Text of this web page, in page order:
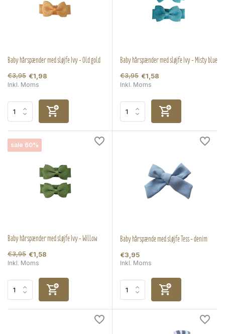
Baby hårspænder med sløjfe Ivy - Old gold
€3,95 €1,98
Inkl. Moms
Baby hårspænder med sløjfe Ivy - Misty blue
€3,95 €1,58
Inkl. Moms
sale 60%
Baby hårspænder med sløjfe Ivy - Willow
€3,95 €1,58
Inkl. Moms
Baby hårspænde med sløjfe Tess - denim
€3,95
Inkl. Moms